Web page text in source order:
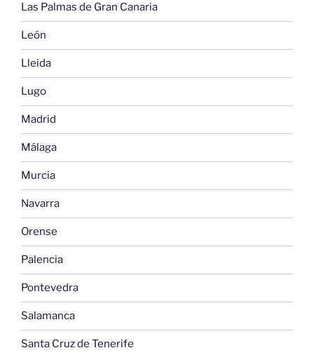
Las Palmas de Gran Canaria
León
Lleida
Lugo
Madrid
Málaga
Murcia
Navarra
Orense
Palencia
Pontevedra
Salamanca
Santa Cruz de Tenerife